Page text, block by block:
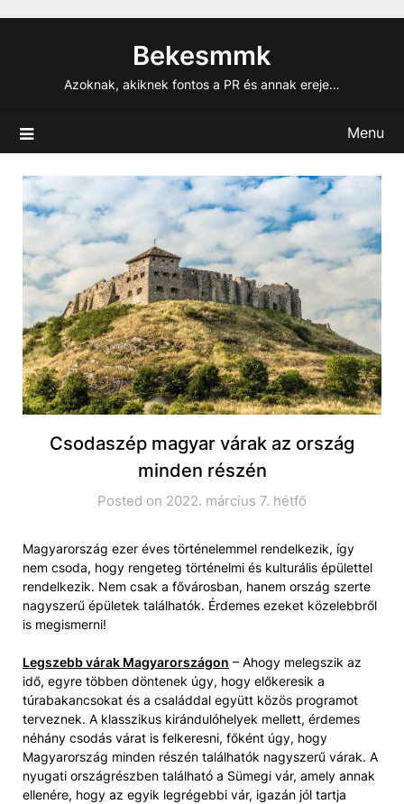
Bekesmmk
Azoknak, akiknek fontos a PR és annak ereje…
Menu
Csodaszép magyar várak az ország
minden részén
Posted on 2022. március 7. hétfő
Magyarország ezer éves történelemmel rendelkezik, így
nem csoda, hogy rengeteg történelmi és kulturális épülettel
rendelkezik. Nem csak a fővárosban, hanem ország szerte
nagyszerű épületek találhatók. Érdemes ezeket közelebbről
is megismerni!
Legszebb várak Magyarországon – Ahogy melegszik az
idő, egyre többen döntenek úgy, hogy előkeresik a
túrabakancsokat és a családdal együtt közös programot
terveznek. A klasszikus kirándulóhelyek mellett, érdemes
néhány csodás várat is felkeresni, főként úgy, hogy
Magyarország minden részén találhatók nagyszerű várak. A
nyugati országrészben található a Sümegi vár, amely annak
ellenére, hogy az egyik legrégebbi vár, igazán jól tartja